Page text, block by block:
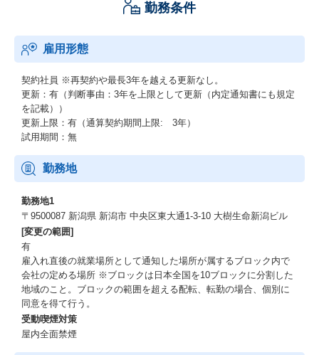
勤務条件
雇用形態
契約社員 ※再契約や最長3年を越える更新なし。
更新：有（判断事由：3年を上限として更新（内定通知書にも規定
を記載））
更新上限：有（通算契約期間上限: 3年）
試用期間：無
勤務地
勤務地1
〒9500087 新潟県 新潟市 中央区東大通1-3-10 大樹生命新潟ビル
[変更の範囲]
有
雇入れ直後の就業場所として通知した場所が属するブロック内で
会社の定める場所 ※ブロックは日本全国を10ブロックに分割した
地域のこと。ブロックの範囲を超える配転、転勤の場合、個別に
同意を得て行う。
受動喫煙対策
屋内全面禁煙